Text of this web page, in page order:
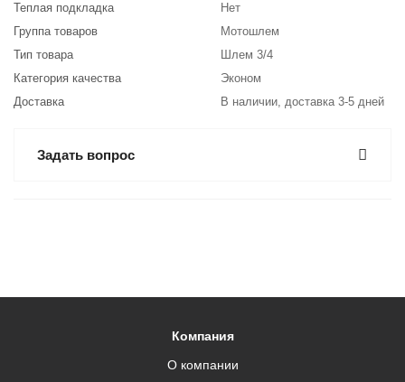
Теплая подкладка
Нет
Группа товаров
Мотошлем
Тип товара
Шлем 3/4
Категория качества
Эконом
Доставка
В наличии, доставка 3-5 дней
Задать вопрос
Компания
О компании